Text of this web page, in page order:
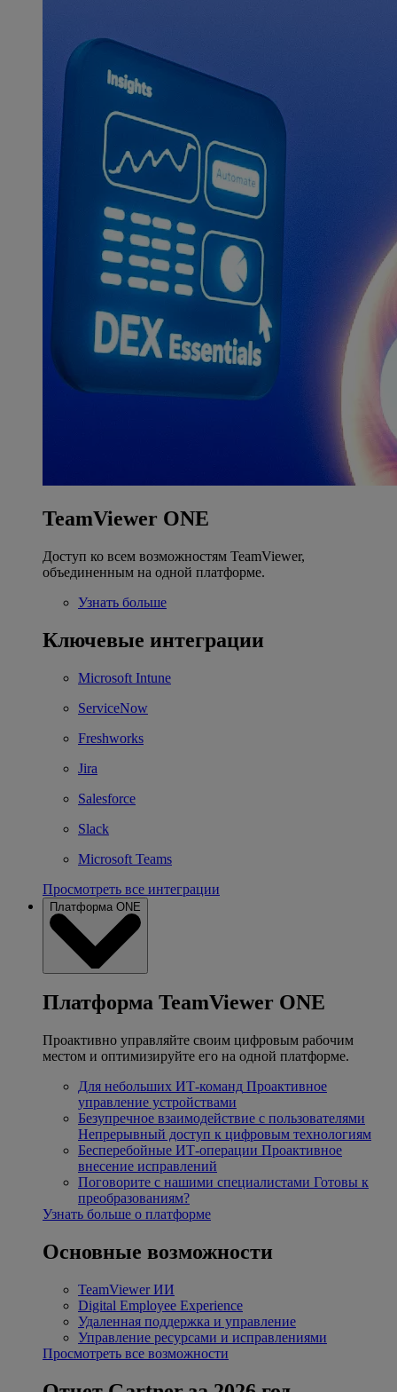
TeamViewer ONE
Доступ ко всем возможностям TeamViewer,
объединенным на одной платформе.
Узнать больше
Ключевые интеграции
Microsoft Intune
ServiceNow
Freshworks
Jira
Salesforce
Slack
Microsoft Teams
Просмотреть все интеграции
Платформа ONE
Платформа TeamViewer ONE
Проактивно управляйте своим цифровым рабочим
местом и оптимизируйте его на одной платформе.
Для небольших ИТ-команд Проактивное
управление устройствами
Безупречное взаимодействие с пользователями
Непрерывный доступ к цифровым технологиям
Бесперебойные ИТ-операции Проактивное
внесение исправлений
Поговорите с нашими специалистами Готовы к
преобразованиям?
Узнать больше о платформе
Основные возможности
TeamViewer ИИ
Digital Employee Experience
Удаленная поддержка и управление
Управление ресурсами и исправлениями
Просмотреть все возможности